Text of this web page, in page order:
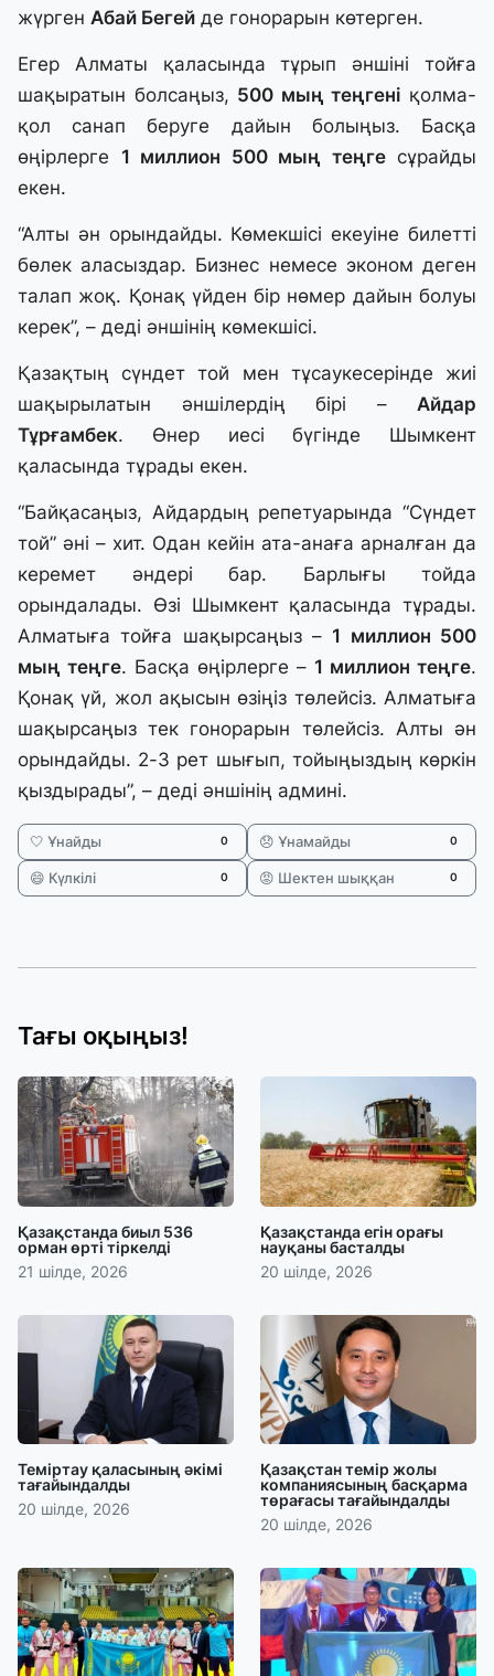
жүрген Абай Бегей де гонорарын көтерген.
Егер Алматы қаласында тұрып әншіні тойға
шақыратын болсаңыз, 500 мың теңгені қолма-
қол санап беруге дайын болыңыз. Басқа
өңірлерге 1 миллион 500 мың теңгесұрайды
екен.
“Алты ән орындайды. Көмекшісі екеуіне билетті
бөлек аласыздар. Бизнес немесе эконом деген
талап жоқ. Қонақ үйден бір нөмер дайын болуы
керек”, – деді әншінің көмекшісі.
Қазақтың сүндет той мен тұсаукесерінде жиі
шақырылатын әншілердің бірі – Айдар
Тұрғамбек. Өнер иесі бүгінде Шымкент
қаласында тұрады екен.
“Байқасаңыз, Айдардың репетуарында “Сүндет
той” әні – хит. Одан кейін ата-анаға арналған да
керемет әндері бар. Барлығы тойда
орындалады. Өзі Шымкент қаласында тұрады.
Алматыға тойға шақырсаңыз – 1 миллион 500
мың теңге. Басқа өңірлерге – 1 миллион теңге.
Қонақ үй, жол ақысын өзіңіз төлейсіз. Алматыға
шақырсаңыз тек гонорарын төлейсіз. Алты ән
орындайды. 2-3 рет шығып, тойыңыздың көркін
қыздырады”, – деді әншінің админі.
🤍 Ұнайды 0 😞 Ұнамайды 0
😄 Күлкілі 0 😡 Шектен шыққан 0
Тағы оқыңыз!
Қазақстанда биыл 536
орман өрті тіркелді
21 шілде, 2026
Қазақстанда егін орағы
науқаны басталды
20 шілде, 2026
Теміртау қаласының әкімі
тағайындалды
20 шілде, 2026
Қазақстан темір жолы
компаниясының басқарма
төрағасы тағайындалды
20 шілде, 2026